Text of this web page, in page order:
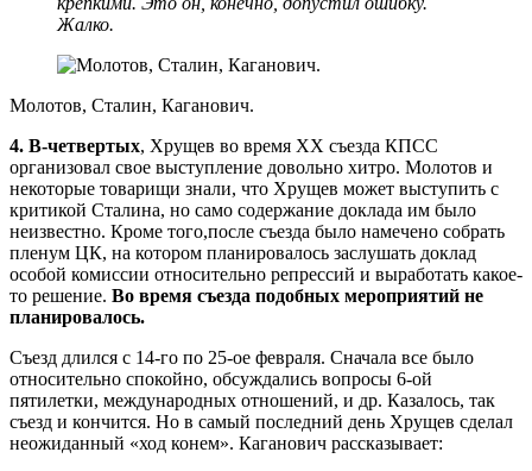
Жалко.
Молотов, Сталин, Каганович.
4. В-четвертых, Хрущев во время XX съезда КПСС
организовал свое выступление довольно хитро. Молотов и
некоторые товарищи знали, что Хрущев может выступить с
критикой Сталина, но само содержание доклада им было
неизвестно. Кроме того,после съезда было намечено собрать
пленум ЦК, на котором планировалось заслушать доклад
особой комиссии относительно репрессий и выработать какое-
то решение. Во время съезда подобных мероприятий не
планировалось.
Съезд длился с 14-го по 25-ое февраля. Сначала все было
относительно спокойно, обсуждались вопросы 6-ой
пятилетки, международных отношений, и др. Казалось, так
съезд и кончится. Но в самый последний день Хрущев сделал
неожиданный «ход конем». Каганович рассказывает: